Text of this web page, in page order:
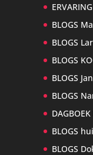
BLOGS
BLOGS
BLOGS
BLOGS
BLOGS
BLOGS
BLOGS